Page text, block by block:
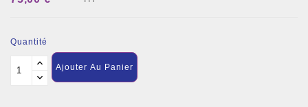
Quantité
Ajouter Au Panier